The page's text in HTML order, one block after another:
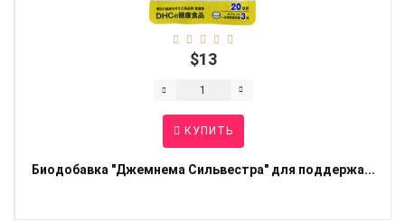
$13
КУПИТЬ
Биодобавка "Джемнема Сильвестра" для поддержа...